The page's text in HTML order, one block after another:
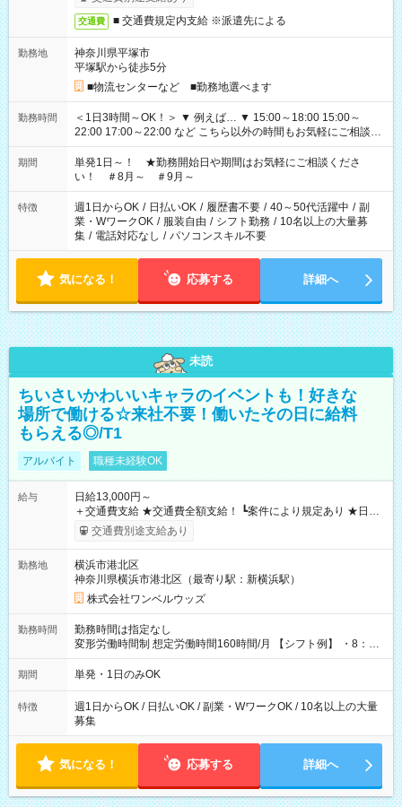
交通費 ■ 交通費規定内支給 ※派遣先による
勤務地
神奈川県平塚市
平塚駅から徒歩5分
■物流センターなど ■勤務地選べます
勤務時間
＜1日3時間～OK！＞ ▼ 例えば… ▼ 15:00～18:00 15:00～
22:00 17:00～22:00 など こちら以外の時間もお気軽にご相談く
ださい！
期間
単発1日～！ ★勤務開始日や期間はお気軽にご相談くださ
い！ ＃8月～ ＃9月～
特徴 週1日からOK / 日払いOK / 履歴書不要 / 40～50代活躍中 / 副
業・WワークOK / 服装自由 / シフト勤務 / 10名以上の大量募
集 / 電話対応なし / パソコンスキル不要
気になる！ 応募する 詳細へ
未読
ちいさいかわいいキャラのイベントも！好きな
場所で働ける☆来社不要！働いたその日に給料
もらえる◎/T1
アルバイト 職種未経験OK
給与
日給13,000円～
＋交通費支給 ★交通費全額支給！ ┗案件により規定あり ★日払
いOK！（規定あり） ┗働いたその日に現金GET♪ お仕事後はコ
ンビニATMから 日払い分を引き落とせます！ 【試用期間】試
交通費別途支給あり
勤務地
横浜市港北区
神奈川県横浜市港北区（最寄り駅：新横浜駅）
株式会社ワンベルウッズ
勤務時間
勤務時間は指定なし
変形労働時間制 想定労働時間160時間/月 【シフト例】 ・8：00
～21：00
期間 単発・1日のみOK
特徴
週1日からOK / 日払いOK / 副業・WワークOK / 10名以上の大量
募集
気になる！ 応募する 詳細へ